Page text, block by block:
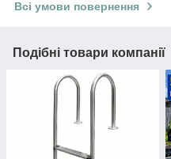
Всі умови повернення
Подібні товари компанії